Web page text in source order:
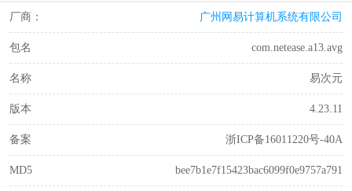
厂商： 广州网易计算机系统有限公司
包名 com.netease.a13.avg
名称 易次元
版本 4.23.11
备案 浙ICP备16011220号-40A
MD5 bee7b1e7f15423bac6099f0e9757a791